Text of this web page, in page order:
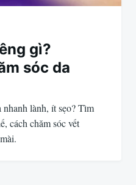
gì?
sóc da
lành, ít sẹo? Tìm
cách chăm sóc vết